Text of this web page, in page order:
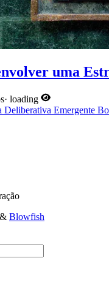
uma
· loading
Deliberativa Emergente
& Blowfish